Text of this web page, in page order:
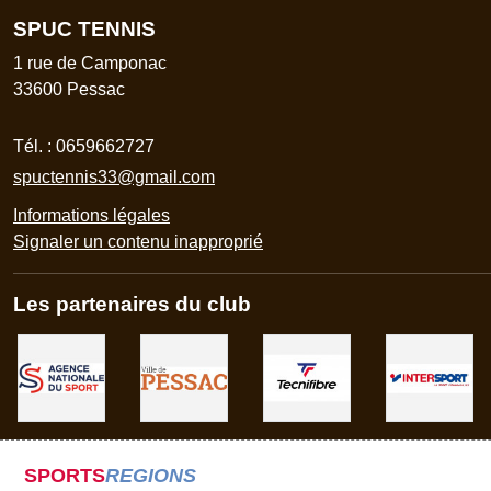
SPUC TENNIS
1 rue de Camponac
33600 Pessac
Tél. : 0659662727
spuctennis33@gmail.com
Informations légales
Signaler un contenu inapproprié
Les partenaires du club
SPORTSREGIONS